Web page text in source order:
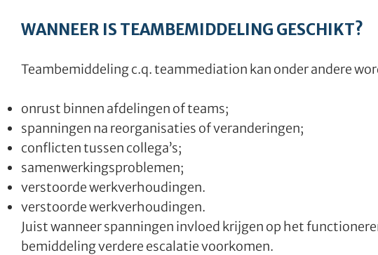
WANNEER IS TEAMBEMIDDELING GESCHIKT?
Teambemiddeling c.q. teammediation kan onder andere
onrust binnen afdelingen of teams;
spanningen na reorganisaties of veranderingen;
conflicten tussen collega’s;
samenwerkingsproblemen;
verstoorde werkverhoudingen.
verstoorde werkverhoudingen.
Juist wanneer spanningen invloed krijgen op het
bemiddeling verdere escalatie voorkomen.